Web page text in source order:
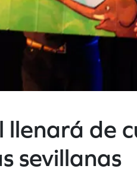
llenará de
sevillanas